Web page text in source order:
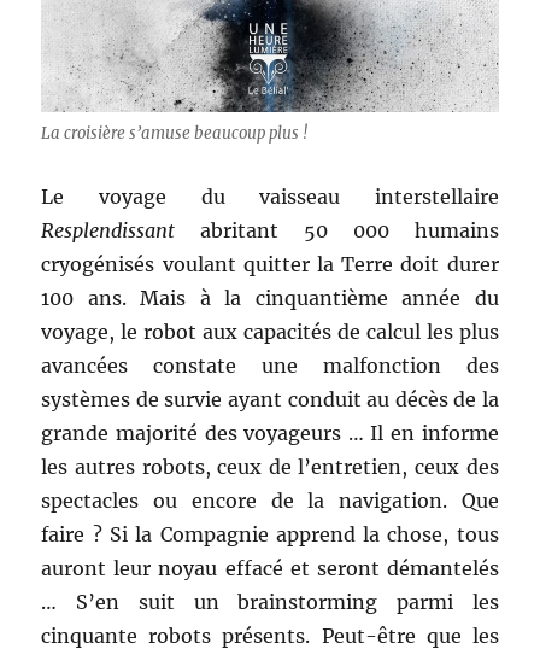
La croisière s’amuse beaucoup plus !
Le voyage du vaisseau interstellaire
Resplendissant abritant 50 000 humains
cryogénisés voulant quitter la Terre doit durer
100 ans. Mais à la cinquantième année du
voyage, le robot aux capacités de calcul les plus
avancées constate une malfonction des
systèmes de survie ayant conduit au décès de la
grande majorité des voyageurs … Il en informe
les autres robots, ceux de l’entretien, ceux des
spectacles ou encore de la navigation. Que
faire ? Si la Compagnie apprend la chose, tous
auront leur noyau effacé et seront démantelés
… S’en suit un brainstorming parmi les
cinquante robots présents. Peut-être que les